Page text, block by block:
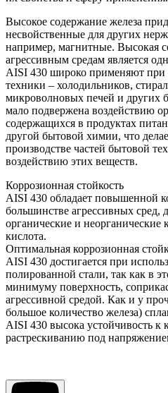
Высокое содержание железа
несвойственные для других
например, магнитные. Высокая
агрессивным средам является
AISI 430 широко применяют при
техники – холодильников,
микроволновых печей и других
мало подвержена воздействию
содержащихся в продуктах
другой бытовой химии, что
производстве частей бытовой
воздействию этих веществ.
Коррозионная стойкость
AISI 430 обладает повышенной
большинстве агрессивных сред,
органические и неорганические
кислота.
Оптимальная коррозионная
AISI 430 достигается при
полированной стали, так как в
минимуму поверхность,
агрессивной средой. Как и у
большое количество железа)
AISI 430 высока устойчивость к
растрескиванию под